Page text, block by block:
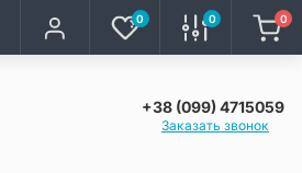
0 0 0
+38 (099) 4715059
Заказать звонок